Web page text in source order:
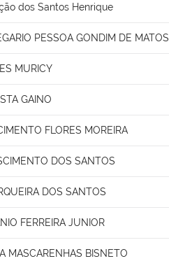
dos Santos Henrique
PESSOA GONDIM DE MATOS
MURICY
GAINO
FLORES MOREIRA
DOS SANTOS
DOS SANTOS
FERREIRA JUNIOR
MASCARENHAS BISNETO